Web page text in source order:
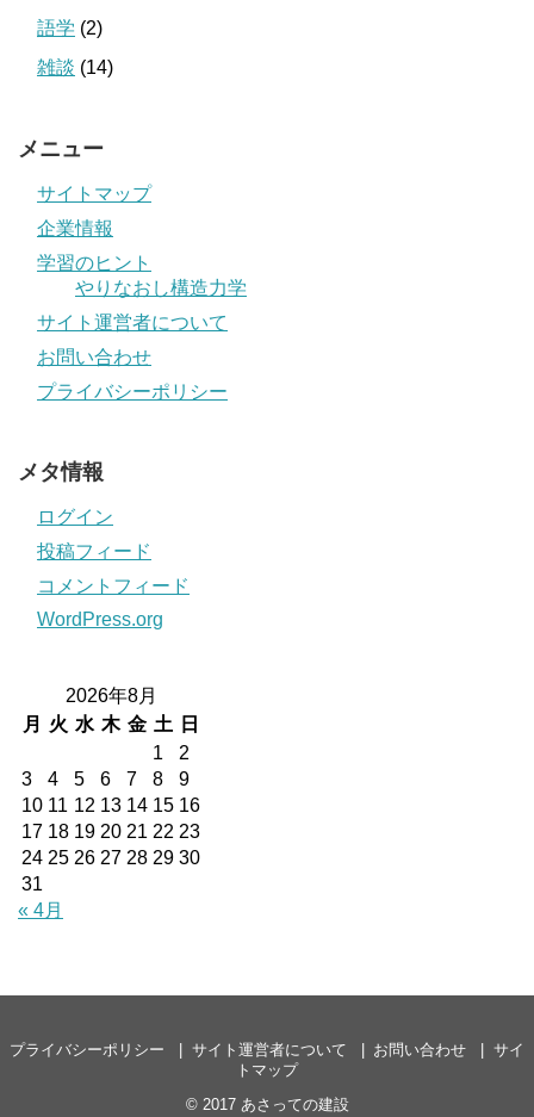
語学 (2)
雑談 (14)
メニュー
サイトマップ
企業情報
学習のヒント
やりなおし構造力学
サイト運営者について
お問い合わせ
プライバシーポリシー
メタ情報
ログイン
投稿フィード
コメントフィード
WordPress.org
2026年8月
月
火 水 木 金 土
日
1
2
3
4 5 6 7 8
9
10 11 12 13 14 15 16
17 18 19 20 21 22 23
24 25 26 27 28 29 30
31
« 4月
プライバシーポリシー サイト運営者について お問い合わせ
サイ
トマップ
© 2017 あさっての建設